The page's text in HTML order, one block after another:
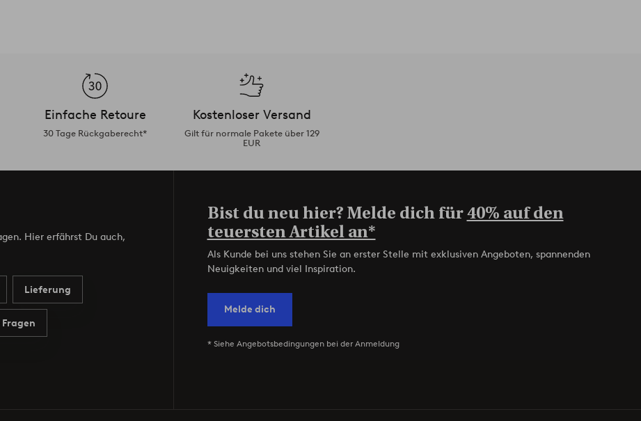
Einfache Retoure
30 Tage Rückgaberecht*
Kostenloser Versand
Gilt für normale Pakete über 129
EUR
Hier erfährst Du auch,
Lieferung
Bist du neu hier? Melde dich für40% auf den
teuersten Artikel an*
Als Kunde bei uns stehen Sie an erster Stelle mit exklusiven Angeboten, spannenden
Neuigkeiten und viel Inspiration.
Melde dich
* Siehe Angebotsbedingungen bei der Anmeldung